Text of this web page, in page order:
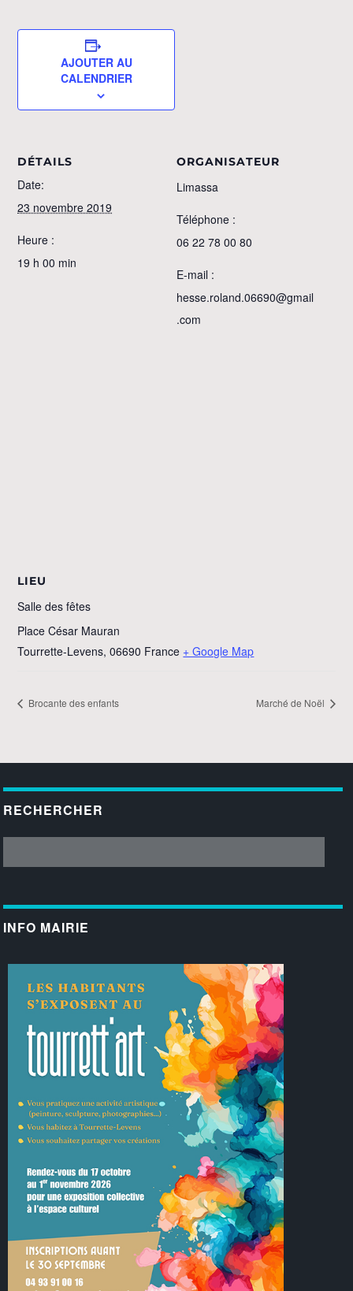
AJOUTER AU
CALENDRIER
DÉTAILS
Date:
23 novembre 2019
Heure :
19 h 00 min
ORGANISATEUR
Limassa
Téléphone :
06 22 78 00 80
E-mail :
hesse.roland.06690@gmail
.com
LIEU
Salle des fêtes
Place César Mauran
Tourrette-Levens, 06690 France + Google Map
Brocante des enfants Marché de Noël
RECHERCHER
INFO MAIRIE